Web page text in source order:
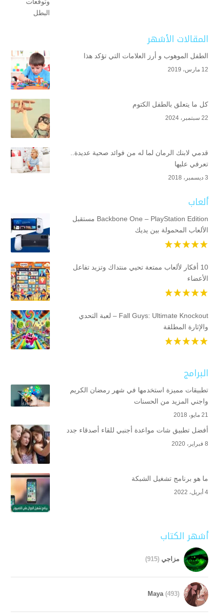
المقالات الأشهر
الطفل الموهوب و أرز العلامات التي تؤكد هذا
12 مارس، 2019
كل ما يتعلق بالطفل الكتوم
22 سبتمبر، 2024
قدمي لابنك الرمان لما له من فوائد صحية عديدة..
تعرفي عليها
3 ديسمبر، 2018
ألعاب
Backbone One – PlayStation Edition مستقبل
الألعاب المحمولة بين يديك
10 أفكار لألعاب ممتعة تحيي منتداك وتزيد تفاعل
الأعضاء
Fall Guys: Ultimate Knockout – لعبة التحدي
والإثارة المطلقة
البرامج
تطبيقات مميزة استخدمها في شهر رمضان الكريم
واجني المزيد من الحسنات
21 مايو، 2018
أفضل تطبيق شات مواعدة أجنبي للقاء أصدقاء جدد
8 فبراير، 2020
ما هو برنامج تشغيل الشبكة
4 أبريل، 2022
أشهر الكتاب
مزاجي (915)
Maya (493)